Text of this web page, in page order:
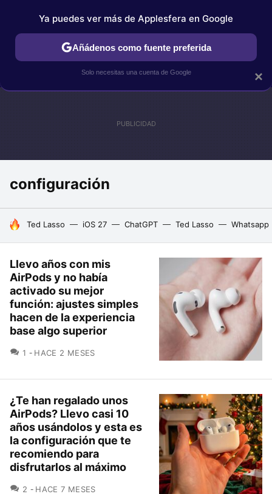
IPHONE TUTORIALES APPLESFERA SELECCIÓN
configuración
HOY SE HABLA DE
Ted Lasso iOS 27 ChatGPT Ted Lasso Whatsapp
Llevo años con mis
AirPods y no había
activado su mejor
función: ajustes simples
hacen de la experiencia
base algo superior
1 COMENTARIOS
HACE 2 MESES
¿Te han regalado unos
AirPods? Llevo casi 10
años usándolos y esta es
la configuración que te
recomiendo para
disfrutarlos al máximo
2 COMENTARIOS
HACE 7 MESES
×
Ya puedes ver más de Applesfera en Google
Añádenos como fuente preferida
Solo necesitas una cuenta de Google